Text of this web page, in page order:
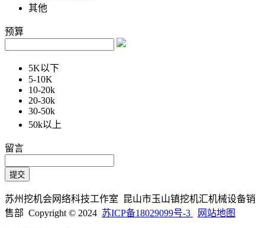
其他
预算
5K以下
5-10K
10-20k
20-30k
30-50k
50k以上
留言
苏州挖机会网络科技工作室 昆山市玉山镇挖机汇机械设备销
售部 Copyright © 2024 苏ICP备18029099号-3 网站地图